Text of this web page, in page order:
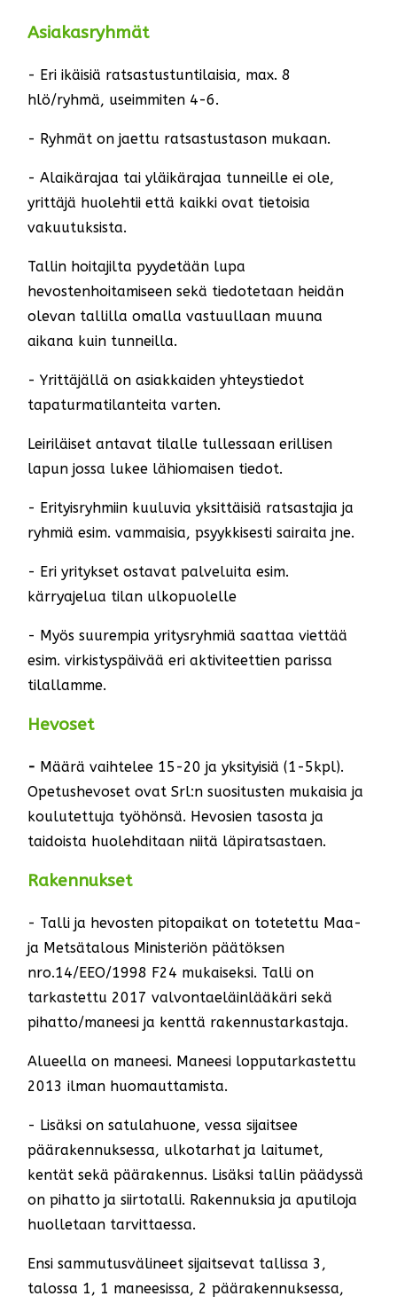
Asiakasryhmät
- Eri ikäisiä ratsastustuntilaisia, max. 8
hlö/ryhmä, useimmiten 4-6.
- Ryhmät on jaettu ratsastustason mukaan.
- Alaikärajaa tai yläikärajaa tunneille ei ole,
yrittäjä huolehtii että kaikki ovat tietoisia
vakuutuksista.
Tallin hoitajilta pyydetään lupa
hevostenhoitamiseen sekä tiedotetaan heidän
olevan tallilla omalla vastuullaan muuna
aikana kuin tunneilla.
- Yrittäjällä on asiakkaiden yhteystiedot
tapaturmatilanteita varten.
Leiriläiset antavat tilalle tullessaan erillisen
lapun jossa lukee lähiomaisen tiedot.
- Erityisryhmiin kuuluvia yksittäisiä ratsastajia ja
ryhmiä esim. vammaisia, psyykkisesti sairaita jne.
- Eri yritykset ostavat palveluita esim.
kärryajelua tilan ulkopuolelle
- Myös suurempia yritysryhmiä saattaa viettää
esim. virkistyspäivää eri aktiviteettien parissa
tilallamme.
Hevoset
- Määrä vaihtelee 15-20 ja yksityisiä (1-5kpl).
Opetushevoset ovat Srl:n suositusten mukaisia ja
koulutettuja työhönsä. Hevosien tasosta ja
taidoista huolehditaan niitä läpiratsastaen.
Rakennukset
- Talli ja hevosten pitopaikat on totetettu Maa-
ja Metsätalous Ministeriön päätöksen
nro.14/EEO/1998 F24 mukaiseksi. Talli on
tarkastettu 2017 valvontaeläinlääkäri sekä
pihatto/maneesi ja kenttä rakennustarkastaja.
Alueella on maneesi. Maneesi lopputarkastettu
2013 ilman huomauttamista.
- Lisäksi on satulahuone, vessa sijaitsee
päärakennuksessa, ulkotarhat ja laitumet,
kentät sekä päärakennus. Lisäksi tallin päädyssä
on pihatto ja siirtotalli. Rakennuksia ja aputiloja
huolletaan tarvittaessa.
Ensi sammutusvälineet sijaitsevat tallissa 3,
talossa 1, 1 maneesissa, 2 päärakennuksessa,